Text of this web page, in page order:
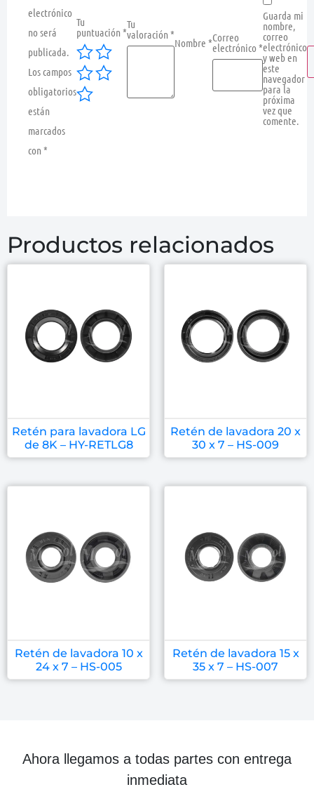
electrónico
no será
publicada.
Los campos
obligatorios
están
marcados
con *
Tu
puntuación *
Tu
valoración *
Nombre *Correo
electrónico *
Guarda mi
nombre,
correo
electrónico
y web en
este
navegador
para la
próxima
vez que
comente.
Productos relacionados
Retén para lavadora LG
de 8K – HY-RETLG8
Retén de lavadora 20 x
30 x 7 – HS-009
Retén de lavadora 10 x
24 x 7 – HS-005
Retén de lavadora 15 x
35 x 7 – HS-007
Ahora llegamos a todas partes con entrega
inmediata